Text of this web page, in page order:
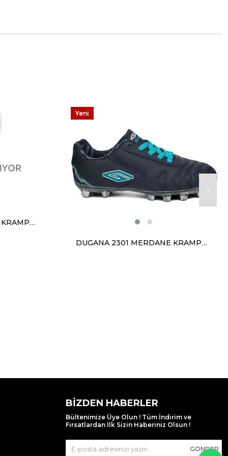
DUGANA 2301 MERDANE KRAMPON SİYAH SİYAH TURUNCU
DUGANA 2301 MERDANE KRAMPON SİYAH SİYAH P.YEŞİL
Yeni
BIZDEN HABERLER
Bültenimize Üye Olun ! Tüm İndirim ve
Fırsatlardan İlk Sizin Haberiniz Olsun !
GÖNDER